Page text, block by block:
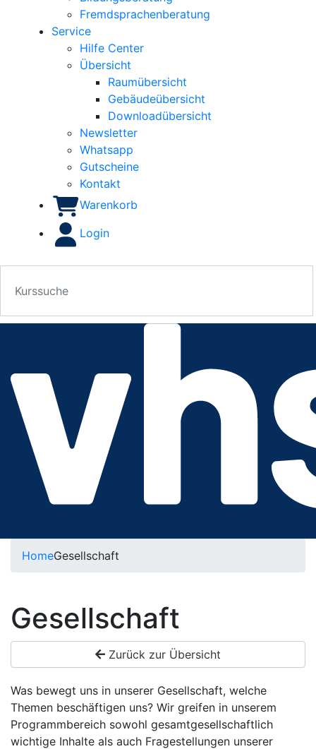
Fremdsprachenberatung
Service
Hilfe Center
Übersicht
Raumübersicht
Gebäudeübersicht
Downloadübersicht
Newsletter
Whatsapp
Gutscheine
Kontakt
Warenkorb
Login
HomeGesellschaft
Gesellschaft
Zurück zur Übersicht
Was bewegt uns in unserer Gesellschaft, welche
Themen beschäftigen uns? Wir greifen in unserem
Programmbereich sowohl gesamtgesellschaftlich
wichtige Inhalte als auch Fragestellungen unserer